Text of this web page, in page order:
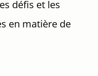
défis et les
en matière de